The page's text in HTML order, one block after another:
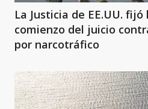
La Justicia de EE.UU.
comienzo del juicio
por narcotráfico